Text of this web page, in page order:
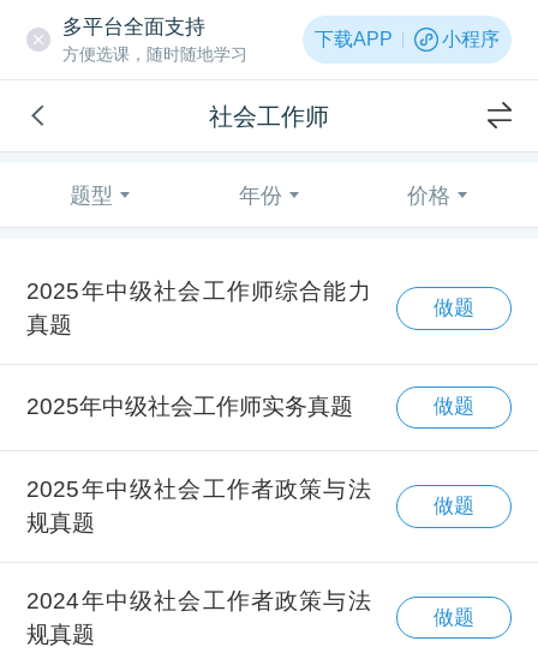
多平台全面支持
方便选课，随时随地学习
下载APP 小程序
社会工作师
题型 年份 价格
2025年中级社会工作师综合能力
真题
做题
2025年中级社会工作师实务真题 做题
2025年中级社会工作者政策与法
规真题
做题
2024年中级社会工作者政策与法
规真题
做题